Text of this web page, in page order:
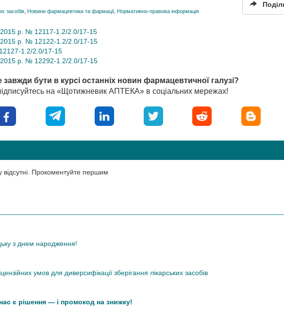
засобів Новини фармацевтики та фармації Нормативно-правова інформація
р. № 12117-1.2/2.0/17-15
р. № 12122-1.2/2.0/17-15
1.2/2.0/17-15
р. № 12292-1.2/2.0/17-15
завжди бути в курсі останніх новин фармацевтичної галузі?
на «Щотижневик АПТЕКА» в соціальних мережах!
відсутні. Прокоментуйте першим
з днем народження!
умов для диверсифікації зберігання лікарських засобів
є рішення — і промокод на знижку!